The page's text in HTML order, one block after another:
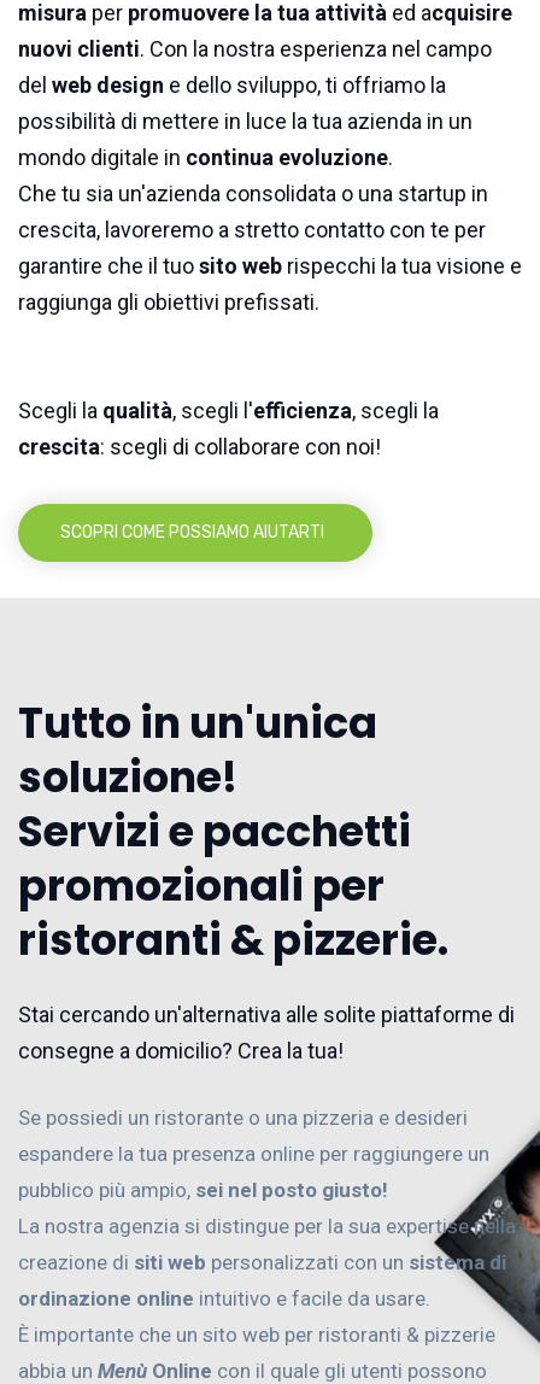
misura per promuovere la tua attività ed acquisire
nuovi clienti. Con la nostra esperienza nel campo
del web design e dello sviluppo, ti offriamo la
possibilità di mettere in luce la tua azienda in un
mondo digitale in continua evoluzione.
Che tu sia un'azienda consolidata o una startup in
crescita, lavoreremo a stretto contatto con te per
garantire che il tuosito web rispecchi la tua visione e
raggiunga gli obiettivi prefissati.
Scegli la qualità, scegli l'efficienza, scegli la
crescita: scegli di collaborare con noi!
SCOPRI COME POSSIAMO AIUTARTI
Tutto in un'unica
soluzione!
Servizi e pacchetti
promozionali per
ristoranti & pizzerie.
Stai cercando un'alternativa alle solite piattaforme di
consegne a domicilio? Crea la tua!
Se possiedi un ristorante o una pizzeria e desideri
espandere la tua presenza online per raggiungere un
pubblico più ampio, sei nel posto giusto!
La nostra agenzia si distingue per la sua expertise nella
creazione di siti web personalizzati con un sistema di
ordinazione online intuitivo e facile da usare.
È importante che un sito web per ristoranti & pizzerie
abbia un Menù Online con il quale gli utenti possono